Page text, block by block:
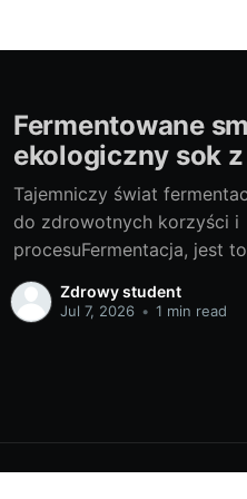
Fermentowane
ekologiczny sok
Tajemniczy świat
do zdrowotnych korzyści i
procesuFermentacja, jest
przekształcania jednej
pomocą mikroorganizmów,
Ostatnio fermentowane
Zdrowy student
Jul 7, 2026 • 1 min read